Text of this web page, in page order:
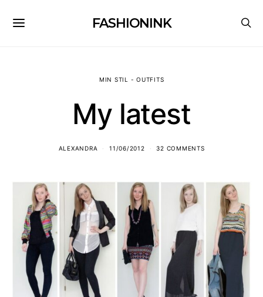
FASHIONINK
MIN STIL - OUTFITS
My latest
ALEXANDRA 11/06/2012 32 COMMENTS